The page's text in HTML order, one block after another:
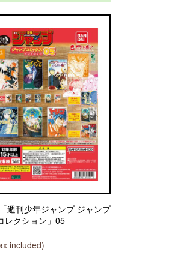
週刊少年ジャンプ ジャンプ
レクション」05
included)